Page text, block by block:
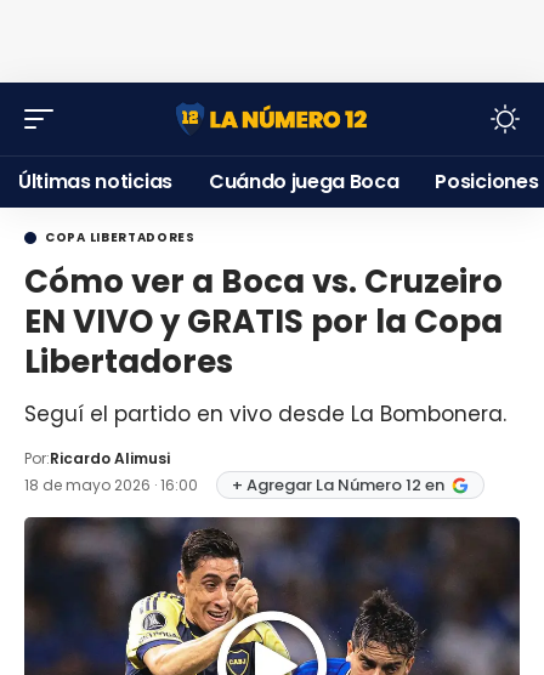
Últimas noticias Cuándo juega Boca Posiciones
COPA LIBERTADORES
Cómo ver a Boca vs. Cruzeiro
EN VIVO y GRATIS por la Copa
Libertadores
Seguí el partido en vivo desde La Bombonera.
Por:Ricardo Alimusi
18 de mayo 2026 · 16:00
+ Agregar La Número 12 en